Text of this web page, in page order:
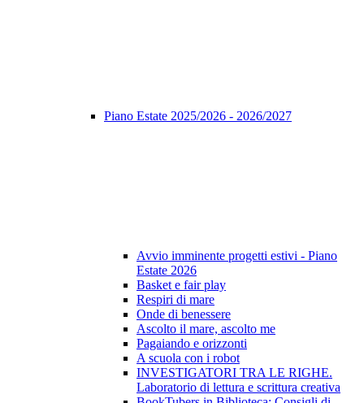
Piano Estate 2025/2026 - 2026/2027
Avvio imminente progetti estivi - Piano
Estate 2026
Basket e fair play
Respiri di mare
Onde di benessere
Ascolto il mare, ascolto me
Pagaiando e orizzonti
A scuola con i robot
INVESTIGATORI TRA LE RIGHE.
Laboratorio di lettura e scrittura creativa